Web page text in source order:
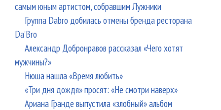
самым юным артистом, собравшим Лужники
Группа Dabro добилась отмены бренда ресторана
Da'Bro
Александр Добронравов рассказал «Чего хотят
мужчины?»
Нюша нашла «Время любить»
«Три дня дождя» просят: «Не смотри наверх»
Ариана Гранде выпустила «злобный» альбом